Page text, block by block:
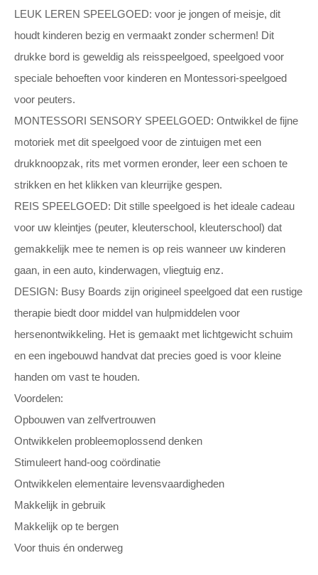
LEUK LEREN SPEELGOED: voor je jongen of meisje, dit
houdt kinderen bezig en vermaakt zonder schermen! Dit
drukke bord is geweldig als reisspeelgoed, speelgoed voor
speciale behoeften voor kinderen en Montessori-speelgoed
voor peuters.
MONTESSORI SENSORY SPEELGOED: Ontwikkel de fijne
motoriek met dit speelgoed voor de zintuigen met een
drukknoopzak, rits met vormen eronder, leer een schoen te
strikken en het klikken van kleurrijke gespen.
REIS SPEELGOED: Dit stille speelgoed is het ideale cadeau
voor uw kleintjes (peuter, kleuterschool, kleuterschool) dat
gemakkelijk mee te nemen is op reis wanneer uw kinderen
gaan, in een auto, kinderwagen, vliegtuig enz.
DESIGN: Busy Boards zijn origineel speelgoed dat een rustige
therapie biedt door middel van hulpmiddelen voor
hersenontwikkeling. Het is gemaakt met lichtgewicht schuim
en een ingebouwd handvat dat precies goed is voor kleine
handen om vast te houden.
Voordelen:
Opbouwen van zelfvertrouwen
Ontwikkelen probleemoplossend denken
Stimuleert hand-oog coördinatie
Ontwikkelen elementaire levensvaardigheden
Makkelijk in gebruik
Makkelijk op te bergen
Voor thuis én onderweg